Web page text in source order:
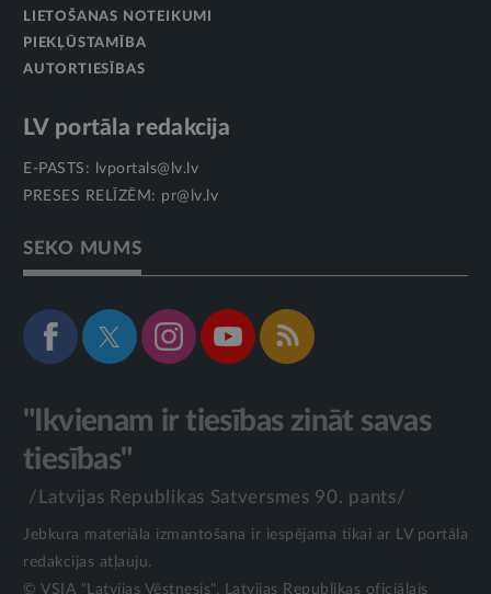
LIETOŠANAS NOTEIKUMI
PIEKĻŪSTAMĪBA
AUTORTIESĪBAS
LV portāla redakcija
E-PASTS:
lvportals@lv.lv
PRESES RELĪZĒM: pr@lv.lv
SEKO MUMS
"Ikvienam ir tiesības zināt savas
tiesības"
/Latvijas Republikas Satversmes 90. pants/
Jebkura materiāla izmantošana ir iespējama tikai ar LV portāla
redakcijas atļauju.
© VSIA "Latvijas Vēstnesis", Latvijas Republikas oficiālais